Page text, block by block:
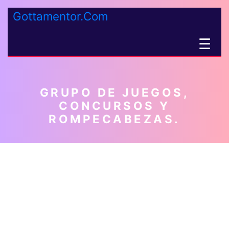
Gottamentor.Com
☰
GRUPO DE JUEGOS,
CONCURSOS Y
ROMPECABEZAS.